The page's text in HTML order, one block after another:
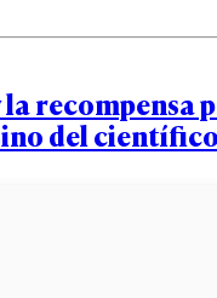
la recompensa
del